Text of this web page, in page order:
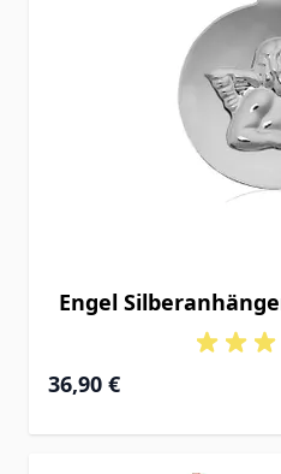
Engel
36,90 €